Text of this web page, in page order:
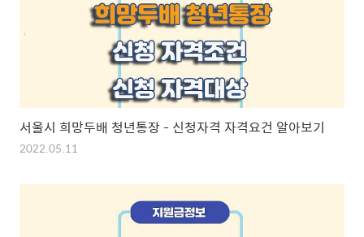
서울시 희망두배 청년통장 - 신청자격 자격요건 알아보기
2022.05.11